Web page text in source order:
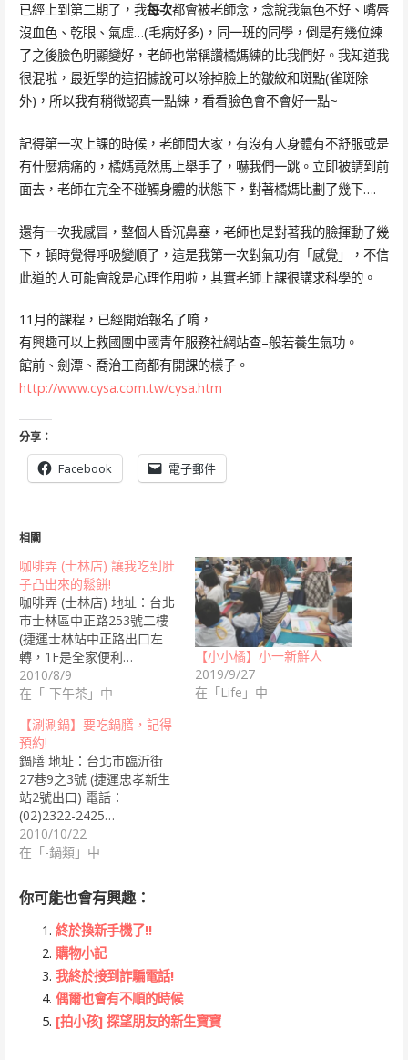
已經上到第二期了，我每次都會被老師念，念說我氣色不好、嘴唇
沒血色、乾眼、氣虛…(毛病好多)，同一班的同學，倒是有幾位練
了之後臉色明顯變好，老師也常稱讚橘媽練的比我們好。我知道我
很混啦，最近學的這招據說可以除掉臉上的皺紋和斑點(雀斑除
外)，所以我有稍微認真一點練，看看臉色會不會好一點~
記得第一次上課的時候，老師問大家，有沒有人身體有不舒服或是
有什麼病痛的，橘媽竟然馬上舉手了，嚇我們一跳。立即被請到前
面去，老師在完全不碰觸身體的狀態下，對著橘媽比劃了幾下….
還有一次我感冒，整個人昏沉鼻塞，老師也是對著我的臉揮動了幾
下，頓時覺得呼吸變順了，這是我第一次對氣功有「感覺」，不信
此道的人可能會說是心理作用啦，其實老師上課很講求科學的。
11月的課程，已經開始報名了唷，
有興趣可以上救國團中國青年服務社網站查–般若養生氣功。
館前、劍潭、喬治工商都有開課的樣子。
http://www.cysa.com.tw/cysa.htm
分享：
Facebook 電子郵件
相關
咖啡弄 (士林店) 讓我吃到肚
子凸出來的鬆餅!
咖啡弄 (士林店) 地址：台北
市士林區中正路253號二樓
(捷運士林站中正路出口左
轉，1F是全家便利…
2010/8/9
在「-下午茶」中
【小小橘】小一新鮮人
2019/9/27
在「Life」中
【涮涮鍋】要吃鍋膳，記得
預約!
鍋膳 地址：台北市臨沂街
27巷9之3號 (捷運忠孝新生
站2號出口) 電話：
(02)2322-2425…
2010/10/22
在「-鍋類」中
你可能也會有興趣：
終於換新手機了!!
購物小記
我終於接到詐騙電話!
偶爾也會有不順的時候
[拍小孩] 探望朋友的新生寶寶